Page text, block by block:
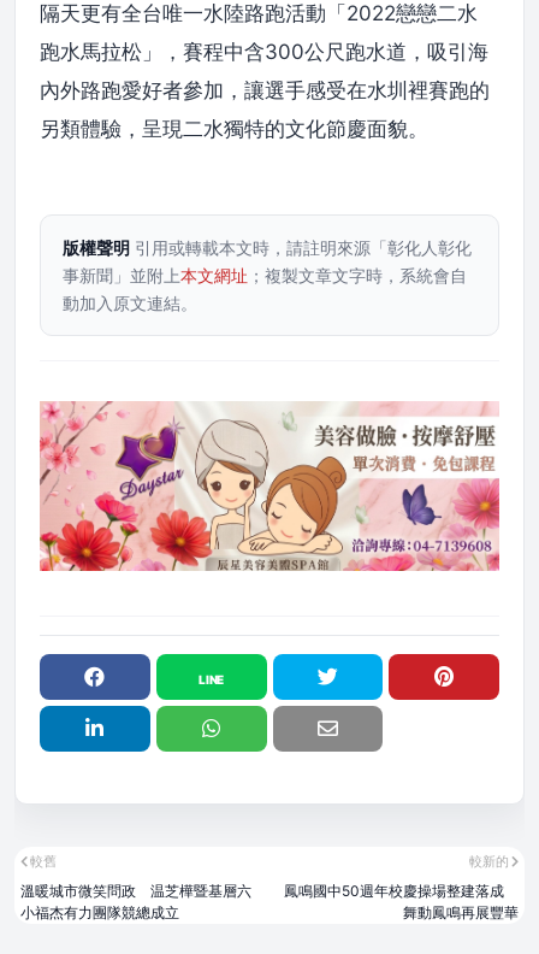
隔天更有全台唯一水陸路跑活動「2022戀戀二水
跑水馬拉松」，賽程中含300公尺跑水道，吸引海
內外路跑愛好者參加，讓選手感受在水圳裡賽跑的
另類體驗，呈現二水獨特的文化節慶面貌。
版權聲明 引用或轉載本文時，請註明來源「彰化人彰化
事新聞」並附上本文網址 ；複製文章文字時，系統會自
動加入原文連結。
較新的
鳳鳴國中50週年校慶操場整建落成
舞動鳳鳴再展豐華
較舊
溫暖城市微笑問政 温芝樺暨基層六
小福杰有力團隊競總成立